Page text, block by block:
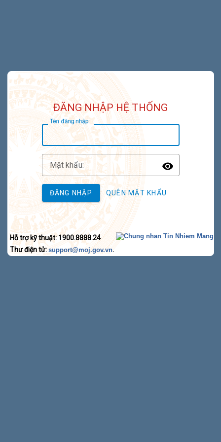
ĐĂNG NHẬP HỆ THỐNG
Tên đăng nhập:
Mật khẩu:
Toggle
ĐĂNG NHẬP QUÊN MẬT KHẨU
Hỗ trợ kỹ thuật: 1900.8888.24
Thư điện tử: support@moj.gov.vn.